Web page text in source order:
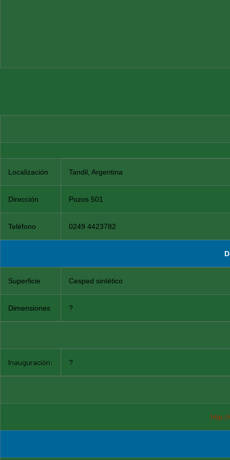
Localización Tandil, Argentina
Dirección Pozos 501
Teléfono 0249 4423782
Superficie Cesped sintético
Dimensiones ?
Inauguración: ?